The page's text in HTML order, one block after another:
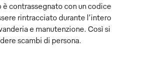
contrassegnato con un codice
rintracciato durante l’intero
e manutenzione. Così si
scambi di persona.